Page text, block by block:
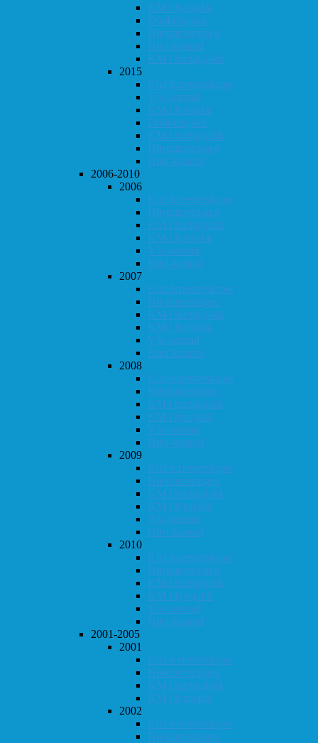
KM i lynsjakk
Dobbeltsjakk
Høstturneringen
Høst-konrad
KM i hurtigsjakk
2015
Klubbmesterskapet
Vår-konrad
KM i lynsjakk
Dobbeltsjakk
KM i hurtigsjakk
Høstturneringen
Høst-konrad
2006-2010
2006
Klubbmesterskapet
Høstturneringen
KM i hurtigsjakk
KM i lynsjakk
Vår-konrad
Høst-konrad
2007
Klubbmesterskapet
Høstturneringen
KM i hurtigsjakk
KM i lynsjakk
Vår-konrad
Høst-konrad
2008
Klubbmesterskapet
Høstturneringen
KM i hurtigsjakk
KM i lynsjakk
Vår-konrad
Høst-konrad
2009
Klubbmesterskapet
Høstturneringen
KM i hurtigsjakk
KM i lynsjakk
Vår-konrad
Høst-konrad
2010
Klubbmesterskapet
Høstturneringen
KM i hurtigsjakk
KM i lynsjakk
Vår-konrad
Høst-konrad
2001-2005
2001
Klubbmesterskapet
Høstturneringen
KM i hurtigsjakk
KM i lynsjakk
2002
Klubbmesterskapet
Høstturneringen